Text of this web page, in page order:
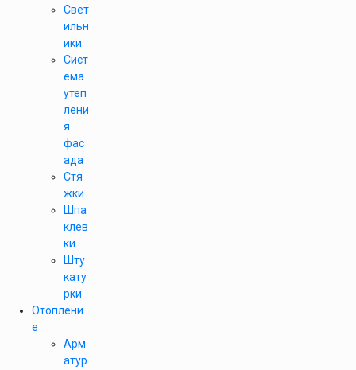
Свет
ильн
ики
Сист
ема
утеп
лени
я
фас
ада
Стя
жки
Шпа
клев
ки
Шту
кату
рки
Отоплени
е
Арм
атур